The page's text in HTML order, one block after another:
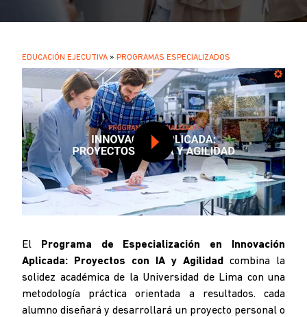
.SOBRESCRIBIR
ENLACES
DE
AYUDA
A
LA
NAVEGACIÓN
EDUCACIÓN EJECUTIVA PROGRAMAS ESPECIALIZADOS
El
Programa de Especialización en Innovación
Aplicada: Proyectos con IA y Agilidad
combina la
solidez académica de la Universidad de Lima con una
metodología práctica orientada a resultados. cada
alumno diseñará y desarrollará un proyecto personal o